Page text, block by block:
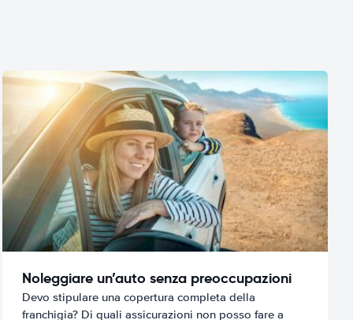
Noleggiare un’auto senza preoccupazioni
Devo stipulare una copertura completa della
franchigia? Di quali assicurazioni non posso fare a